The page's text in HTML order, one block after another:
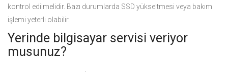
kontrol edilmelidir. Bazı durumlarda SSD yükseltmesi veya bakım
işlemi yeterli olabilir.
Yerinde bilgisayar servisi veriyor
musunuz?